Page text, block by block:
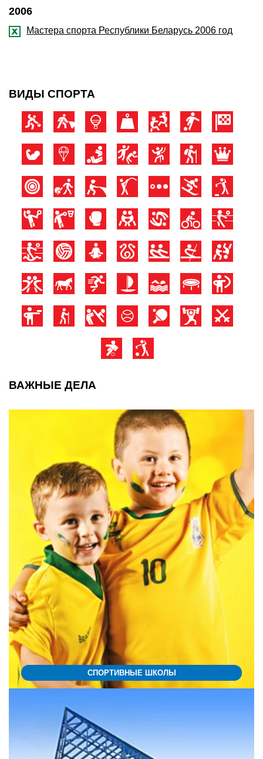
2006
Мастера спорта Республики Беларусь 2006 год
ВИДЫ СПОРТА
ВАЖНЫЕ ДЕЛА
СПОРТИВНЫЕ ШКОЛЫ